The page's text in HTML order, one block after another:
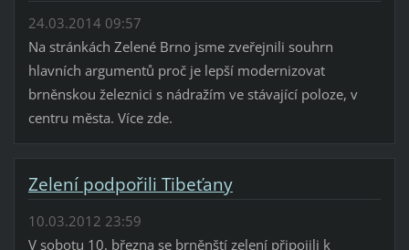
24.03.2014 09:57
Na stránkách Zelené Brno jsme zveřejnili souhrn
hlavních argumentů proč je lepší modernizovat
brněnskou železnici s nádražím ve stávající poloze, v
centru města. Více zde.
Zelení podpořili Tibeťany
10.03.2012 23:59
V sobotu 10. března se brněnští zelení připojili k